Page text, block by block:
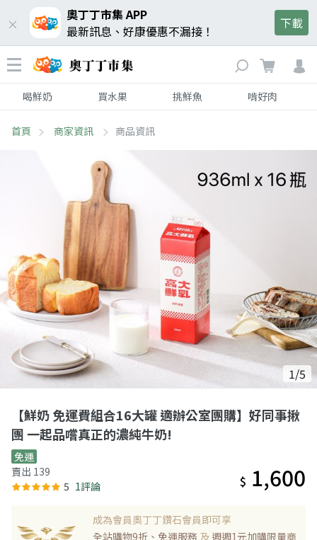
奧丁丁市集 APP
最新訊息、好康優惠不漏接！
下載
喝鮮奶 買水果 挑鮮魚 啃好肉
首頁 商家資訊 商品資訊
1/5
【鮮奶 免運費組合16大罐 適辦公室團購】好同事揪
團 一起品嚐真正的濃純牛奶!
免運
賣出 139
5 1評論 $ 1,600
成為會員奧丁丁鑽石會員即可享
全站購物9折、免運服務 及 週週1元加購限量商